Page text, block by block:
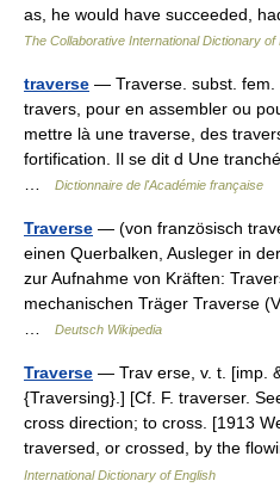
as, he would have succeeded,
The Collaborative International Dictionary of
traverse — Traverse. subst. fem.
travers, pour en assembler ou
mettre là une traverse, des
fortification. Il se dit d Une
Dictionnaire de l'Académie française
Traverse — (von französisch
einen Querbalken, Ausleger in
zur Aufnahme von Kräften:
mechanischen Träger Traverse
Deutsch Wikipedia
Traverse — Trav erse, v. t. [imp.
{Traversing}.] [Cf. F. traverser.
cross direction; to cross. [1913
traversed, or crossed, by the
International Dictionary of English